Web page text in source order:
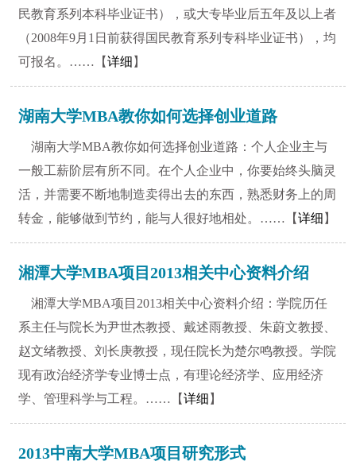
民教育系列本科毕业证书），或大专毕业后五年及以上者
（2008年9月1日前获得国民教育系列专科毕业证书），均
可报名。……【详细 】
湖南大学MBA教你如何选择创业道路
湖南大学MBA教你如何选择创业道路：个人企业主与
一般工薪阶层有所不同。在个人企业中，你要始终头脑灵
活，并需要不断地制造卖得出去的东西，熟悉财务上的周
转金，能够做到节约，能与人很好地相处。……【详细 】
湘潭大学MBA项目2013相关中心资料介绍
湘潭大学MBA项目2013相关中心资料介绍：学院历任
系主任与院长为尹世杰教授、戴述雨教授、朱蔚文教授、
赵文绪教授、刘长庚教授，现任院长为楚尔鸣教授。学院
现有政治经济学专业博士点，有理论经济学、应用经济
学、管理科学与工程。……【详细 】
2013中南大学MBA项目研究形式